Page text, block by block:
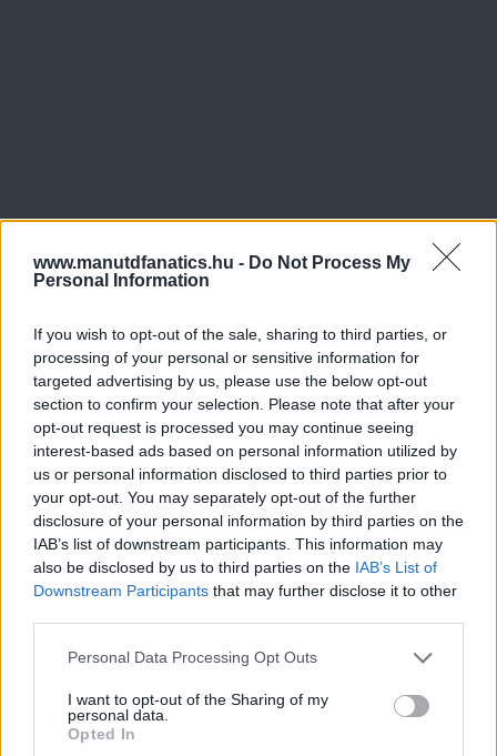
www.manutdfanatics.hu - Do Not Process My
Personal Information
If you wish to opt-out of the sale, sharing to third parties, or
processing of your personal or sensitive information for
targeted advertising by us, please use the below opt-out
section to confirm your selection. Please note that after your
opt-out request is processed you may continue seeing
interest-based ads based on personal information utilized by
us or personal information disclosed to third parties prior to
your opt-out. You may separately opt-out of the further
disclosure of your personal information by third parties on the
IAB’s list of downstream participants. This information may
also be disclosed by us to third parties on the IAB’s List of
Downstream Participants that may further disclose it to other
Please note that this website/app uses one or more Google
not limited to your visit or usage behaviour. You may click to
grant or deny consent to Google and its third-party tags to
use your data for below specified purposes in below Google
Personal Data Processing Opt Outs
I want to opt-out of the Sharing of my
personal data.
Opted In
Meccs Center
Paris Saint-Germainvs
Manchester United
Nya Ullevi, Göteborg
0 nap 7 óra 10 perc 31 másodperc